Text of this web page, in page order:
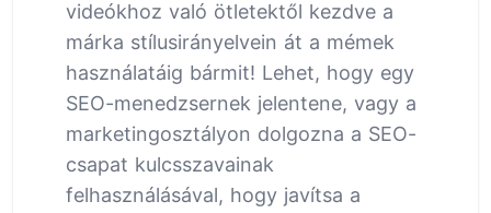
videókhoz való ötletektől kezdve a
márka stílusirányelvein át a mémek
használatáig bármit! Lehet, hogy egy
SEO-menedzsernek jelentene, vagy a
marketingosztályon dolgozna a SEO-
csapat kulcsszavainak
felhasználásával, hogy javítsa a